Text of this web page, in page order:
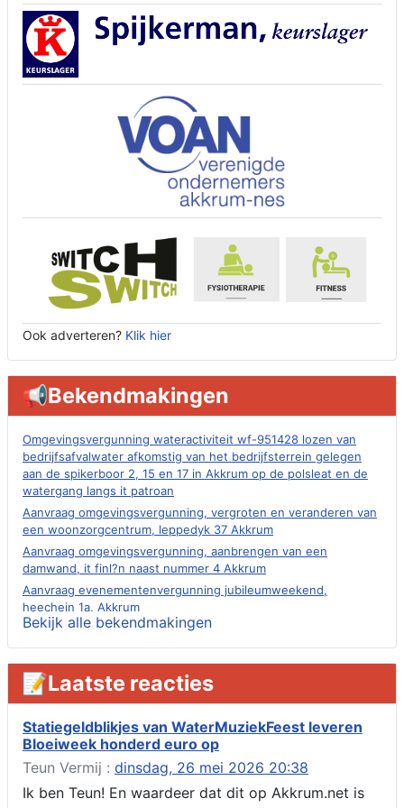
Ook adverteren? Klik hier
📢Bekendmakingen
Omgevingsvergunning wateractiviteit wf-951428 lozen van
bedrijfsafvalwater afkomstig van het bedrijfsterrein gelegen
aan de spikerboor 2, 15 en 17 in Akkrum op de polsleat en de
watergang langs it patroan
Aanvraag omgevingsvergunning, vergroten en veranderen van
een woonzorgcentrum, leppedyk 37 Akkrum
Aanvraag omgevingsvergunning, aanbrengen van een
damwand, it finl?n naast nummer 4 Akkrum
Aanvraag evenementenvergunning jubileumweekend,
heechein 1a, Akkrum
Verlening omgevingsvergunning, tijdelijk gebruik openbare
ruimte 02-10 t/m 02-11-2026, sitadel voor nr 6 te Akkrum
Aanvraag omgevingsvergunning, tijdelijk gebruik openbare
ruimte 02-10 t/m 02-11-2026, sitadel voor nr 6 te Akkrum
Verlenging beslistermijn aanvraag omgevingsvergunning,
heechein 28, 8491 em Akkrum
Aanvraag omgevingsvergunning, veranderen van een woning
(voordeur en dakkapel), boarnsterdyk 75 Akkrum
aanbrengen van asfalt t.b.v. onderhoud fietspad t.h.v
Bekijk alle bekendmakingen
📝Laatste reacties
Statiegeldblikjes van WaterMuziekFeest leveren
Bloeiweek honderd euro op
Teun Vermij : dinsdag, 26 mei 2026 20:38
Ik ben Teun! En waardeer dat dit op Akkrum.net is